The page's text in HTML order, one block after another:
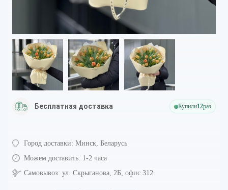
Бесплатная доставка Купили12раз
Город доставки: Минск, Беларусь
Можем доставить: 1-2 часа
Самовывоз: ул. Скрыганова, 2Б, офис 312